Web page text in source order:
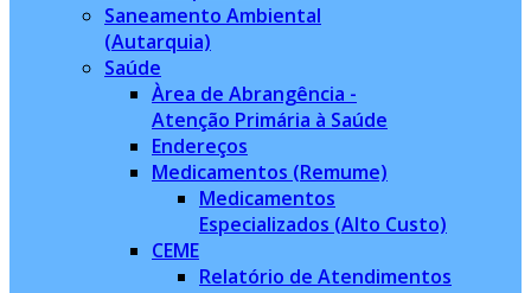
Saneamento Ambiental
(Autarquia)
Saúde
Àrea de Abrangência -
Atenção Primária à Saúde
Endereços
Medicamentos (Remume)
Medicamentos
Especializados (Alto Custo)
CEME
Relatório de Atendimentos